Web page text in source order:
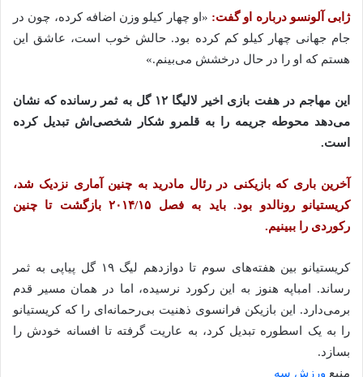
ژابی آلونسو درباره او گفت: «او چهار کیلو وزن اضافه کرده، چون در
جام جهانی چهار کیلو کم کرده بود. حالش خوب است، عاشق این
هستم که او را در حال درخشش می‌بینم.»
این مهاجم در هفت بازی اخیر لالیگا ۱۲ گل به ثمر رسانده که نشان
می‌دهد محوطه جریمه را به قلمرو شکار شخصی‌اش تبدیل کرده
است.
آخرین باری که بازیکنی در رئال مادرید به چنین آماری نزدیک شد،
کریستیانو رونالدو بود. باید به فصل ۲۰۱۴/۱۵ بازگشت تا چنین
رکوردی را ببینیم.
کریستیانو بین هفته‌های سوم تا دوازدهم لیگ ۱۹ گل پیاپی به ثمر
رساند. امباپه هنوز به این رکورد نرسیده، اما در همان مسیر قدم
برمی‌دارد. این بازیکن فرانسوی ذهنیت بی‌رحمانه‌ای را که کریستیانو
را به یک اسطوره تبدیل کرد، به عاریت گرفته تا افسانه خودش را
بسازد.
منبع ورزش سه